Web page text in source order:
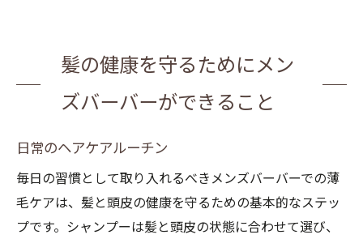
髪の健康を守るためにメン
ズバーバーができること
日常のヘアケアルーチン
毎日の習慣として取り入れるべきメンズバーバーでの薄
毛ケアは、髪と頭皮の健康を守るための基本的なステッ
プです。シャンプーは髪と頭皮の状態に合わせて選び、